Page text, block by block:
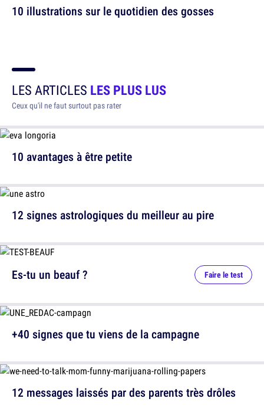
10 illustrations sur le quotidien des gosses
LES ARTICLES LES PLUS LUS
Ceux qu'il ne faut surtout pas rater
10 avantages à être petite
12 signes astrologiques du meilleur au pire
12 messages laissés par des parents très drôles
Es-tu un beauf ? Faire le test
+40 signes que tu viens de la campagne